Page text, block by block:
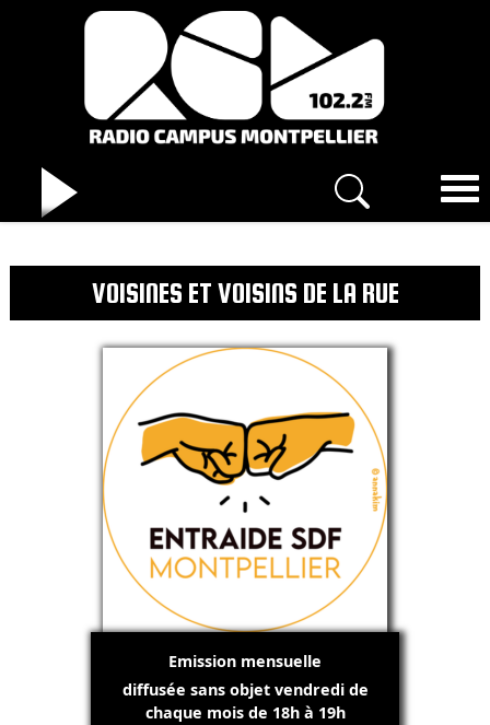
VOISINES ET VOISINS DE LA RUE
Emission mensuelle
diffusée sans objet vendredi de
chaque mois de 18h à 19h